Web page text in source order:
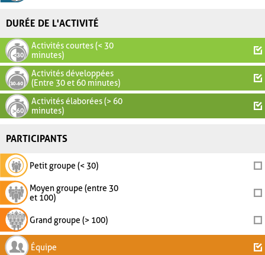
DURÉE DE L'ACTIVITÉ
Activités courtes (< 30
minutes)
Activités développées
(Entre 30 et 60 minutes)
Activités élaborées (> 60
minutes)
PARTICIPANTS
Petit groupe (< 30)
Moyen groupe (entre 30
et 100)
Grand groupe (> 100)
Équipe